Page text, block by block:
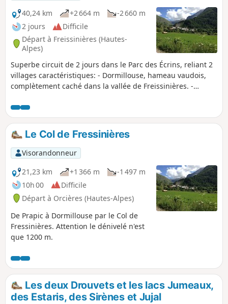
40,24 km
+2 664 m
-2 660 m
2 jours
Difficile
Départ à Freissinières (Hautes-
Alpes)
Superbe circuit de 2 jours dans le Parc des Écrins, reliant 2
villages caractéristiques: - Dormillouse, hameau vaudois,
complètement caché dans la vallée de Freissinières. -
conservé son authenticité.
Le Col de Fressinières
Visorandonneur
21,23 km
+1 366 m
-1 497 m
10h 00
Difficile
Départ à Orcières (Hautes-Alpes)
De Prapic à Dormillouse par le Col de
Fressinières. Attention le dénivelé n'est
que 1200 m.
Les deux Drouvets et les lacs Jumeaux,
des Estaris, des Sirènes et Jujal